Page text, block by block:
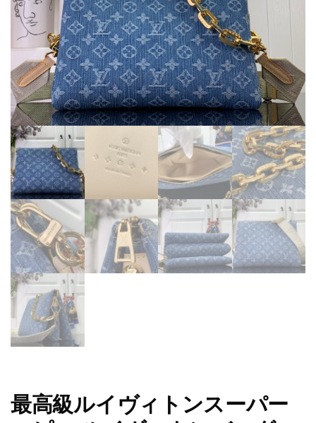
最高級ルイヴィトンスーパー